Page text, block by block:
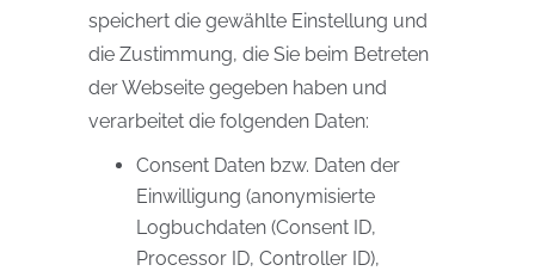
speichert die gewählte Einstellung und
die Zustimmung, die Sie beim Betreten
der Webseite gegeben haben und
verarbeitet die folgenden Daten:
Consent Daten bzw. Daten der
Einwilligung (anonymisierte
Logbuchdaten (Consent ID,
Processor ID, Controller ID),